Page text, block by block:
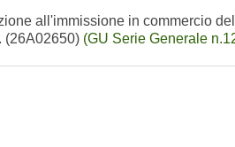
all'immissione in commercio
(26A02650) (GU Serie Generale